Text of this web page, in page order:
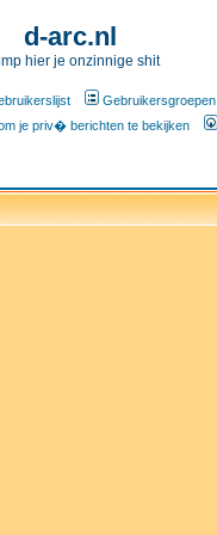
d-arc.nl
hier je onzinnige shit
Gebruikersgroepen
je priv� berichten te bekijken